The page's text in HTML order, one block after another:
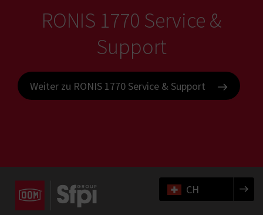
RONIS 1770 Service &
Support
Weiter zu RONIS 1770 Service & Support
CH